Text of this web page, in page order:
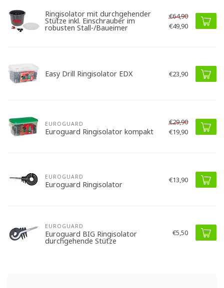
Ringisolator mit durchgehender
Stütze inkl. Einschrauber im
robusten Stall-/Baueimer
€64,90
€49,90
Easy Drill Ringisolator EDX €23,90
EUROGUARD
Euroguard Ringisolator kompakt
€29,90
€19,90
EUROGUARD
Euroguard Ringisolator €13,90
EUROGUARD
Euroguard BIG Ringisolator
durchgehende Stütze
€5,50